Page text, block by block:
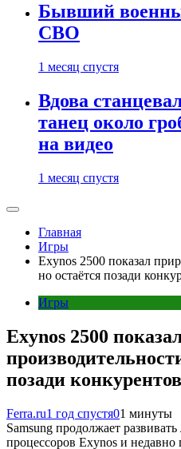
Бывший
СВО
1 месяц спустя
Вдова
танец около
на видео
1 месяц спустя
Главная
Игры
Exynos 2500 показал
но остаётся позади
Игры
Exynos 2500
позади конкурентов
Ferra.ru1 год спустя01 минуты
Samsung продолжает
процессоров Exynos и недавно